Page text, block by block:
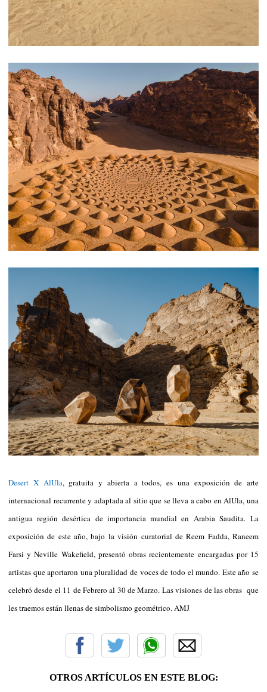
Desert X AlUla, gratuita y abierta a todos, es una exposición de arte
internacional recurrente y adaptada al sitio que se lleva a cabo en AlUla, una
antigua región desértica de importancia mundial en Arabia Saudita. La
exposición de este año, bajo la visión curatorial de Reem Fadda, Raneem
Farsi y Neville Wakefield, presentó obras recientemente encargadas por 15
artistas que aportaron una pluralidad de voces de todo el mundo. Este año se
celebró desde el 11 de Febrero al 30 de Marzo. Las visiones de las obras que
les traemos están llenas de simbolismo geométrico. AMJ
OTROS ARTÍCULOS EN ESTE BLOG: